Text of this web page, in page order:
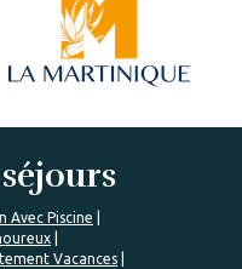
Avec Piscine
Vacances